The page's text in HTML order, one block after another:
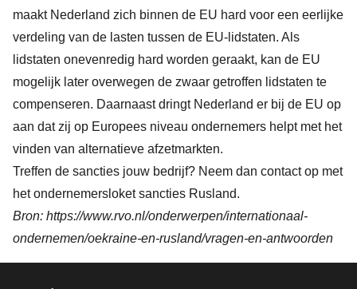
maakt Nederland zich binnen de EU hard voor een eerlijke
verdeling van de lasten tussen de EU-lidstaten. Als
lidstaten onevenredig hard worden geraakt, kan de EU
mogelijk later overwegen de zwaar getroffen lidstaten te
compenseren. Daarnaast dringt Nederland er bij de EU op
aan dat zij op Europees niveau ondernemers helpt met het
vinden van alternatieve afzetmarkten.
Treffen de sancties jouw bedrijf? Neem dan contact op met
hetondernemersloket sancties Rusland.
Bron: https://www.rvo.nl/onderwerpen/internationaal-
ondernemen/oekraine-en-rusland/vragen-en-antwoorden